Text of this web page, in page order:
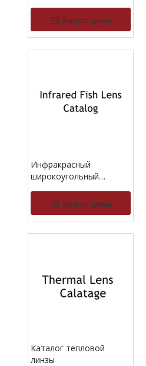
Запрос цены
Инфракрасный
широкоугольный
Запрос цены
Каталог тепловой
линзы